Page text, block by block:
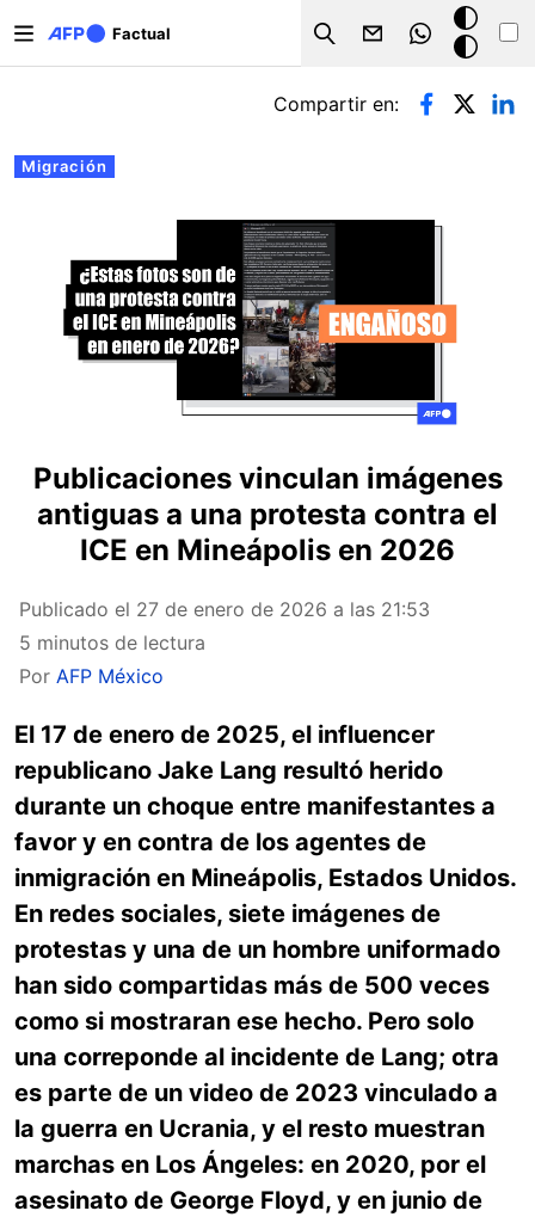
Factual
Search
Modo
oscuro
Solapas principales
Migración
Compartir en:
Publicaciones vinculan imágenes
antiguas a una protesta contra el
ICE en Mineápolis en 2026
Publicado el 27 de enero de 2026 a las 21:53
5 minutos de lectura
Por AFP México
El 17 de enero de 2025, el influencer
republicano Jake Lang resultó herido
durante un choque entre manifestantes a
favor y en contra de los agentes de
inmigración en Mineápolis, Estados Unidos.
En redes sociales, siete imágenes de
protestas y una de un hombre uniformado
han sido compartidas más de 500 veces
como si mostraran ese hecho. Pero solo
una correponde al incidente de Lang; otra
es parte de un video de 2023 vinculado a
la guerra en Ucrania, y el resto muestran
marchas en Los Ángeles: en 2020, por el
asesinato de George Floyd, y en junio de